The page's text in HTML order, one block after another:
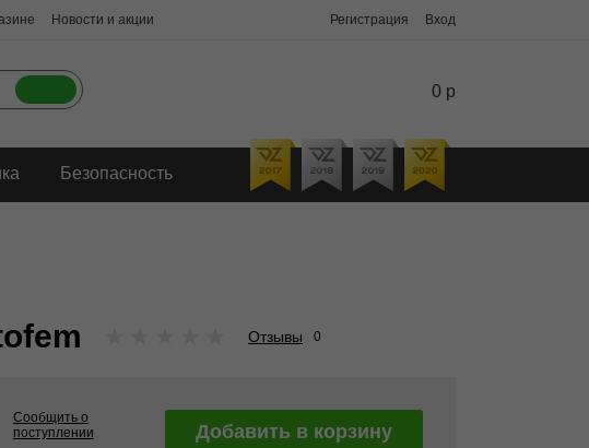
Новости и акции Регистрация Вход
0 р
Безопасность
Отзывы 0
Сообщить о
поступлении
Добавить в корзину